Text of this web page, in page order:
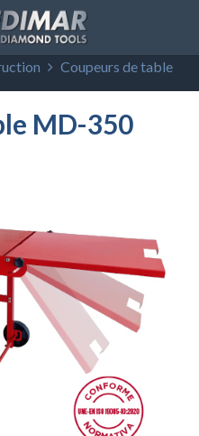
Coupeurs de table
MD-350